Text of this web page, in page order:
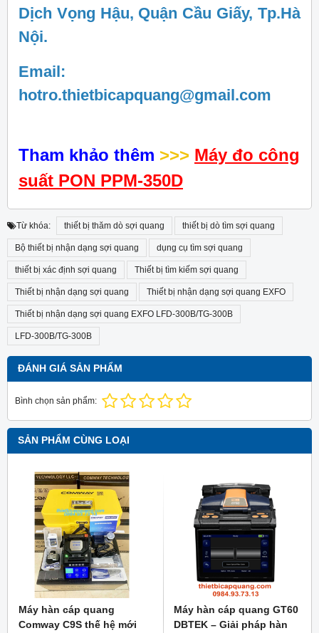
Dịch Vọng Hậu, Quận Cầu Giấy, Tp.Hà
Nội.
Email:
hotro.thietbicapquang@gmail.com
Tham khảo thêm >>> Máy đo công
suất PON PPM-350D
Từ khóa: thiết bị thăm dò sợi quang thiết bị dò tìm sợi quang
Bộ thiết bị nhận dạng sợi quang dụng cụ tìm sợi quang
thiết bị xác định sợi quang Thiết bị tìm kiếm sợi quang
Thiết bị nhận dạng sợi quang Thiết bị nhận dạng sợi quang EXFO
Thiết bị nhận dạng sợi quang EXFO LFD-300B/TG-300B
LFD-300B/TG-300B
ĐÁNH GIÁ SẢN PHẨM
Bình chọn sản phẩm:
SẢN PHẨM CÙNG LOẠI
Máy hàn cáp quang
Comway C9S thế hệ mới
Máy hàn cáp quang GT60
DBTEK – Giải pháp hàn